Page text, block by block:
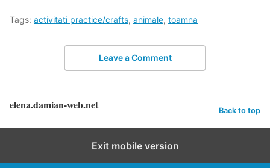
Tags: activitati practice/crafts, animale, toamna
Leave a Comment
elena.damian-web.net Back to top
Exit mobile version